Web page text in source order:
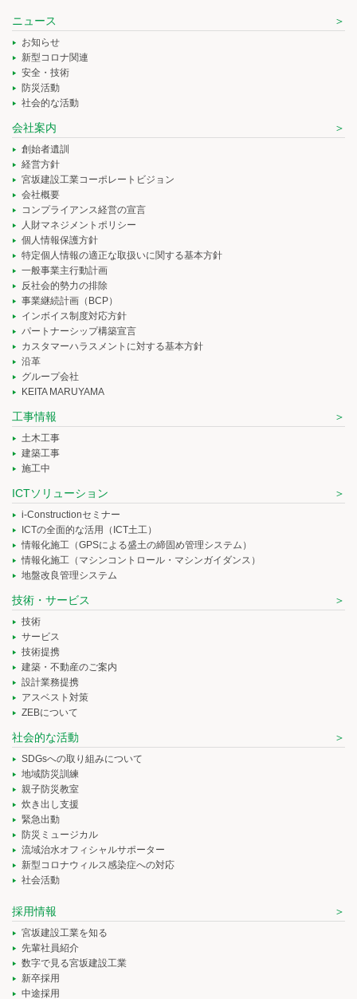
ニュース
お知らせ
新型コロナ関連
安全・技術
防災活動
社会的な活動
会社案内
創始者遺訓
経営方針
宮坂建設工業コーポレートビジョン
会社概要
コンプライアンス経営の宣言
人財マネジメントポリシー
個人情報保護方針
特定個人情報の適正な取扱いに関する基本方針
一般事業主行動計画
反社会的勢力の排除
事業継続計画（BCP）
インボイス制度対応方針
パートナーシップ構築宣言
カスタマーハラスメントに対する基本方針
沿革
グループ会社
KEITA MARUYAMA
工事情報
土木工事
建築工事
施工中
ICTソリューション
i-Constructionセミナー
ICTの全面的な活用（ICT土工）
情報化施工（GPSによる盛土の締固め管理システム）
情報化施工（マシンコントロール・マシンガイダンス）
地盤改良管理システム
技術・サービス
技術
サービス
技術提携
建築・不動産のご案内
設計業務提携
アスベスト対策
ZEBについて
社会的な活動
SDGsへの取り組みについて
地域防災訓練
親子防災教室
炊き出し支援
緊急出動
防災ミュージカル
流域治水オフィシャルサポーター
新型コロナウィルス感染症への対応
社会活動
採用情報
宮坂建設工業を知る
先輩社員紹介
数字で見る宮坂建設工業
新卒採用
中途採用